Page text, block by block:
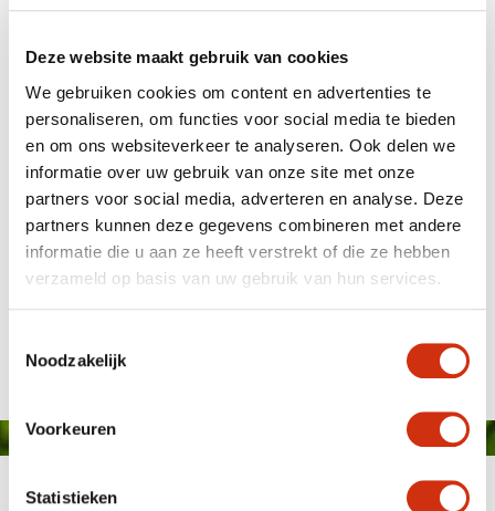
Deze website maakt gebruik van cookies
We gebruiken cookies om content en advertenties te
personaliseren, om functies voor social media te bieden
en om ons websiteverkeer te analyseren. Ook delen we
informatie over uw gebruik van onze site met onze
partners voor social media, adverteren en analyse. Deze
partners kunnen deze gegevens combineren met andere
informatie die u aan ze heeft verstrekt of die ze hebben
verzameld op basis van uw gebruik van hun services.
Noodzakelijk
Voorkeuren
Statistieken